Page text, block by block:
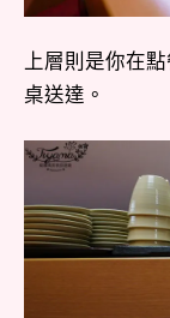
上層則是你在
桌送達。